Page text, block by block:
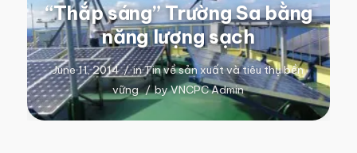
“Thắp sáng” Trường Sa bằng
năng lượng sạch
June 11, 2014 / inTin về sản xuất và tiêu thụ bền
vững / byVNCPC Admin